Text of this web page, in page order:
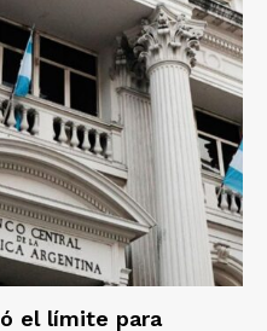
el límite para